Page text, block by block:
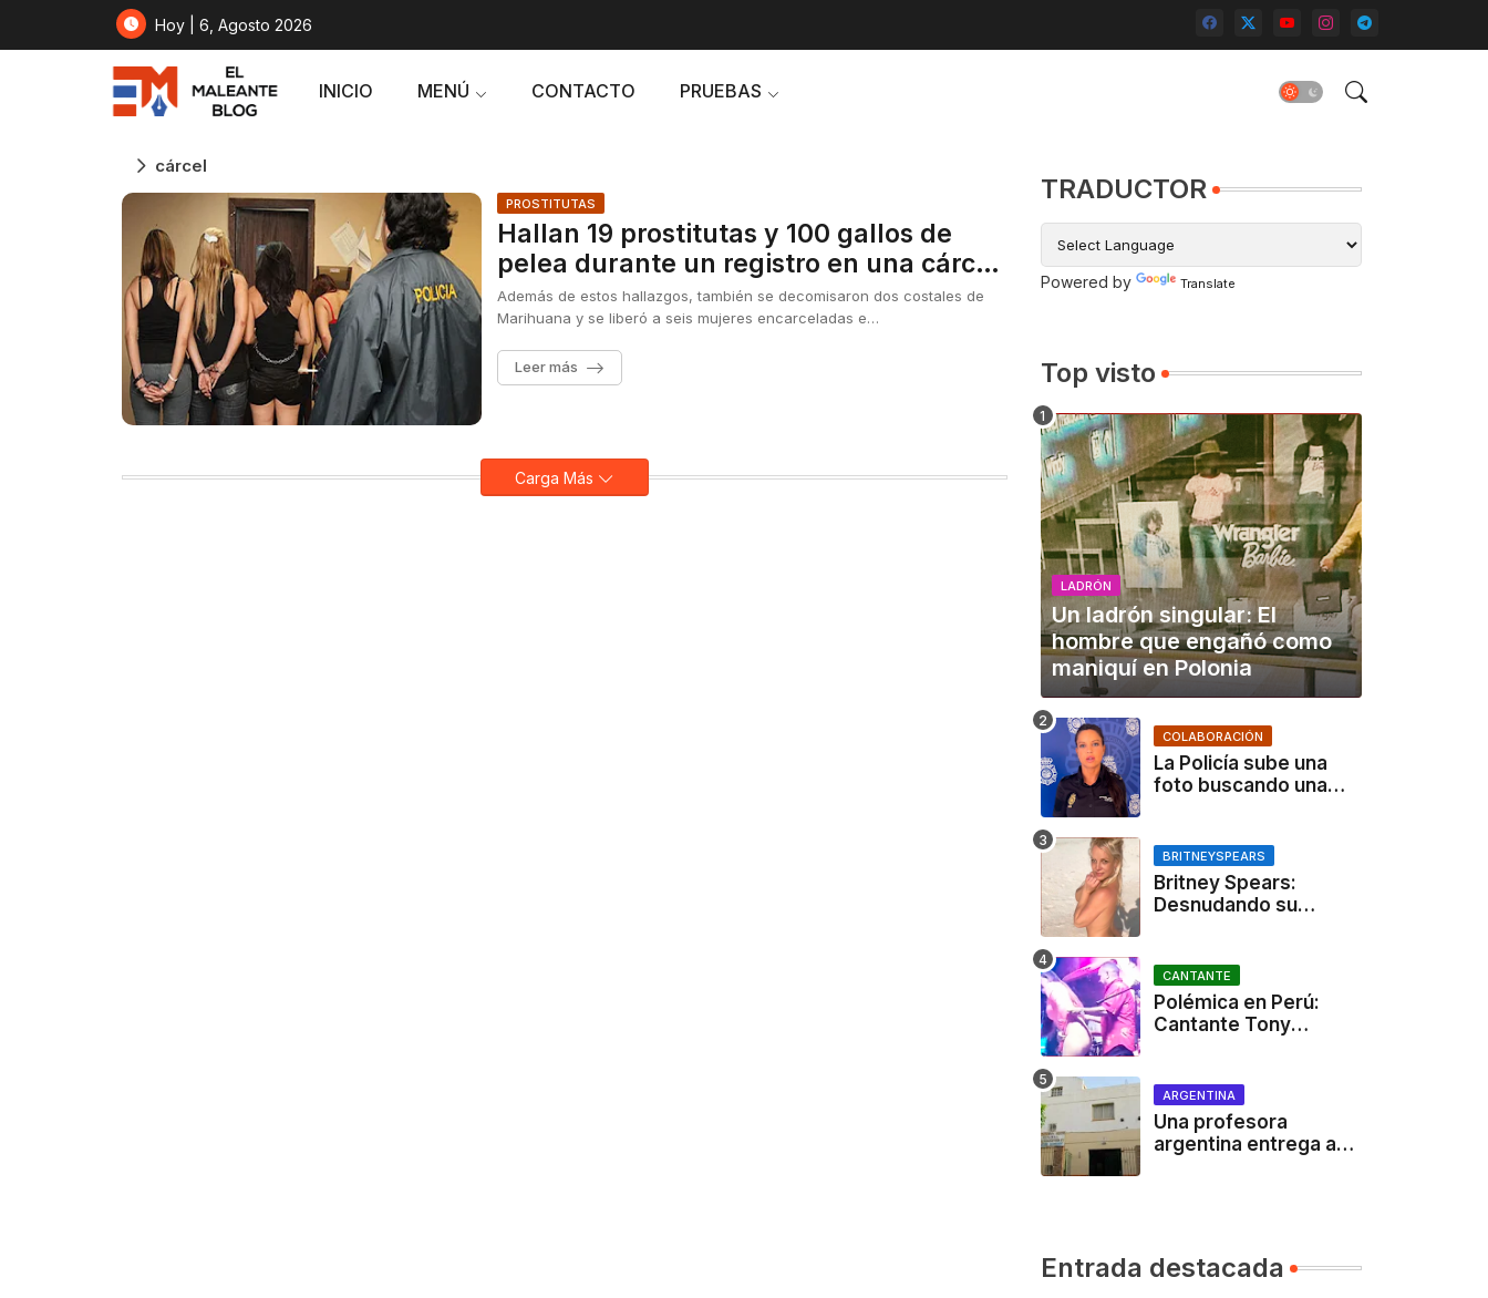
Hoy | 6, Agosto 2026
INICIO MENÚ CONTACTO PRUEBAS
cárcel
PROSTITUTAS
Hallan 19 prostitutas y 100 gallos de
pelea durante un registro en una cárcel
mexicana
Además de estos hallazgos, también se decomisaron dos costales de
Marihuana y se liberó a seis mujeres encarceladas e…
Leer más
Carga Más
TRADUCTOR
Powered by Translate
Top visto
LADRÓN
Un ladrón singular: El
hombre que engañó como
maniquí en Polonia
COLABORACIÓN
La Policía sube una
foto buscando una
BRITNEYSPEARS
Britney Spears:
Desnudando su
CANTANTE
Polémica en Perú:
Cantante Tony
concierto a cambio de
cervezas
ARGENTINA
Una profesora
argentina entrega a
Entrada destacada